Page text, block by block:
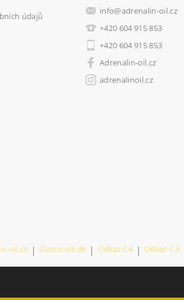
údajů
info@adrenalin-oil.cz
+420 604 915 853
+420 604 915 853
Adrenalin-oil.cz
adrenalinoil.cz
oil.cz | Classic-oil.de | Odkaz č.4 | Odkaz č.3